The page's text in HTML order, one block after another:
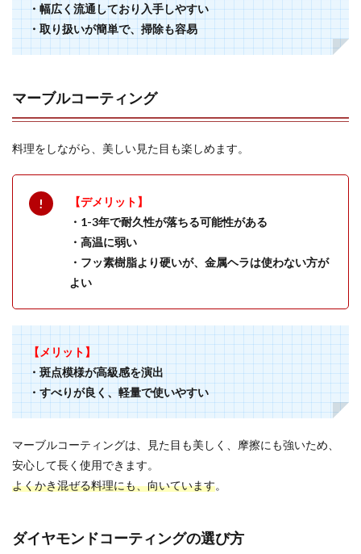
・幅広く流通しており入手しやすい
・取り扱いが簡単で、掃除も容易
マーブルコーティング
料理をしながら、美しい見た目も楽しめます。
【デメリット】
・1-3年で耐久性が落ちる可能性がある
・高温に弱い
・フッ素樹脂より硬いが、金属ヘラは使わない方が
よい
【メリット】
・斑点模様が高級感を演出
・すべりが良く、軽量で使いやすい
マーブルコーティングは、見た目も美しく、摩擦にも強いため、
安心して長く使用できます。
よくかき混ぜる料理にも、向いています。
ダイヤモンドコーティングの選び方